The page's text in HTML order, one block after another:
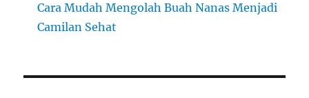
Cara Mudah Mengolah Buah Nanas Menjadi
Camilan Sehat